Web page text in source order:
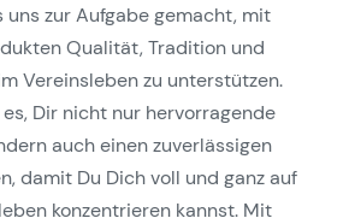
uns zur Aufgabe gemacht, mit
Qualität, Tradition und
Vereinsleben zu unterstützen.
Dir nicht nur hervorragende
auch einen zuverlässigen
damit Du Dich voll und ganz auf
konzentrieren kannst. Mit